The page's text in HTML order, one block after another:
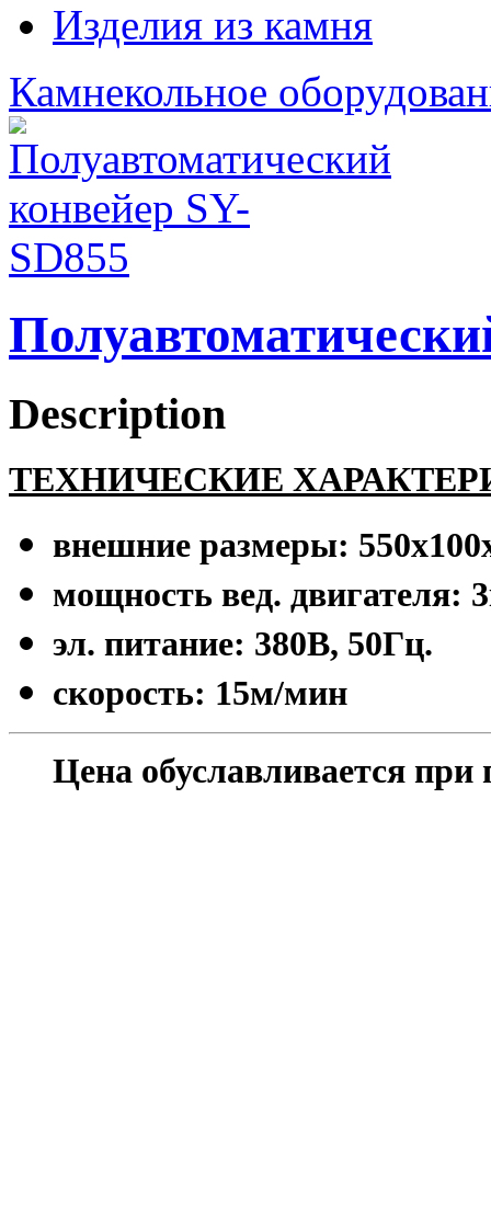
Изделия из камня
Камнекольное
Description
ТЕХНИЧЕСКИЕ ХАРАКТ
внешние размеры:
мощность вед. двигателя:
эл. питание: 380В, 50Гц.
скорость: 15м/мин
Цена обуславливается при